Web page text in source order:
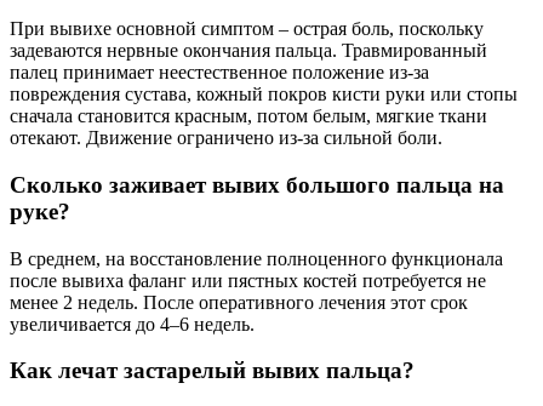
При вывихе основной симптом – острая боль, поскольку
задеваются нервные окончания пальца. Травмированный
палец принимает неестественное положение из-за
повреждения сустава, кожный покров кисти руки или стопы
сначала становится красным, потом белым, мягкие ткани
отекают. Движение ограничено из-за сильной боли.
Сколько заживает вывих большого пальца на
руке?
В среднем, на восстановление полноценного функционала
после вывиха фаланг или пястных костей потребуется не
менее 2 недель. После оперативного лечения этот срок
увеличивается до 4–6 недель.
Как лечат застарелый вывих пальца?